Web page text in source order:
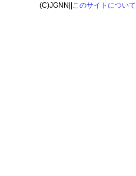
(C)JGNN|| このサイトについて